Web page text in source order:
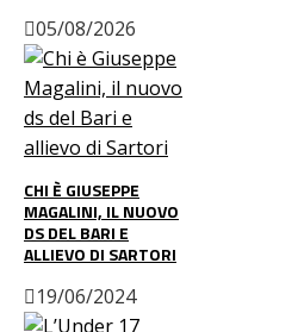
05/08/2026
CHI È GIUSEPPE
MAGALINI, IL NUOVO
DS DEL BARI E
ALLIEVO DI SARTORI
19/06/2024